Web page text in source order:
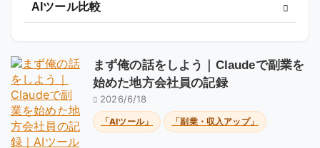
AIツール比較
まず俺の話をしよう｜Claudeで副業を
始めた地方会社員の記録
2026/6/18
「AIツール」 「副業・収入アップ」